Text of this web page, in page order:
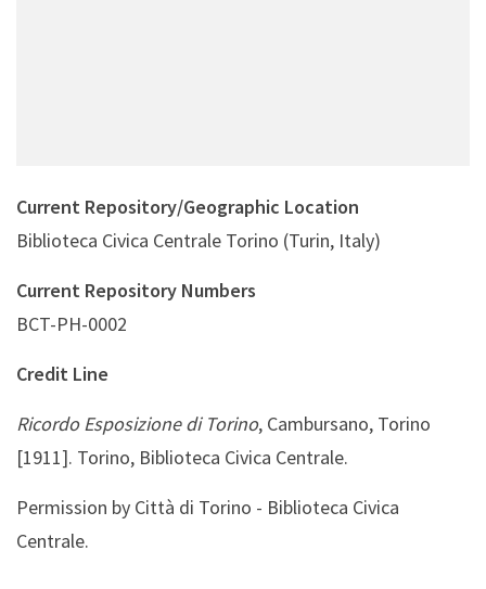
Current Repository/Geographic Location
Biblioteca Civica Centrale Torino (Turin, Italy)
Current Repository Numbers
BCT-PH-0002
Credit Line
Ricordo Esposizione di Torino, Cambursano, Torino
[1911]. Torino, Biblioteca Civica Centrale.
Permission by Città di Torino - Biblioteca Civica
Centrale.